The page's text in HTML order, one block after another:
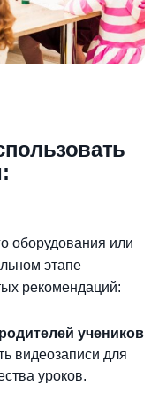
оборудования или
этапе
рекомендаций:
учеников
видеозаписи для
уроков.